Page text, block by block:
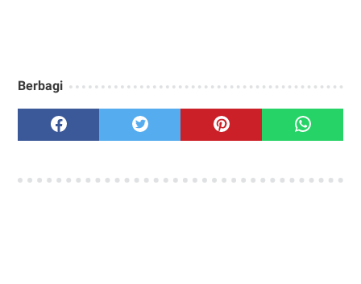
Berbagi